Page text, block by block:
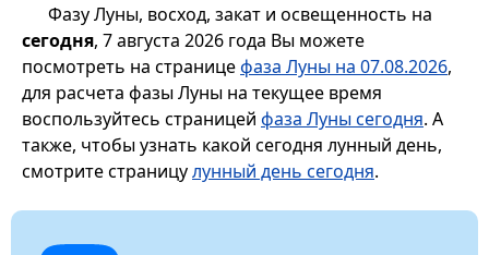
Фазу Луны, восход, закат и освещенность на
сегодня, 7 августа 2026 года Вы можете
посмотреть на страницефаза Луны на 07.08.2026,
для расчета фазы Луны на текущее время
воспользуйтесь страницей фаза Луны сегодня. А
также, чтобы узнать какой сегодня лунный день,
смотрите страницулунный день сегодня.